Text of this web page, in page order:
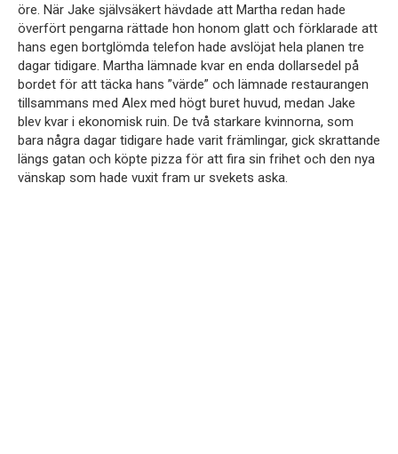
öre. När Jake självsäkert hävdade att Martha redan hade
överfört pengarna rättade hon honom glatt och förklarade att
hans egen bortglömda telefon hade avslöjat hela planen tre
dagar tidigare. Martha lämnade kvar en enda dollarsedel på
bordet för att täcka hans ”värde” och lämnade restaurangen
tillsammans med Alex med högt buret huvud, medan Jake
blev kvar i ekonomisk ruin. De två starkare kvinnorna, som
bara några dagar tidigare hade varit främlingar, gick skrattande
längs gatan och köpte pizza för att fira sin frihet och den nya
vänskap som hade vuxit fram ur svekets aska.